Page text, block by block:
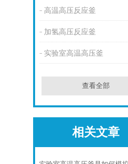
高温高压反应釜
加氢高压反应釜
实验室高温高压釜
查看全部
相关文章